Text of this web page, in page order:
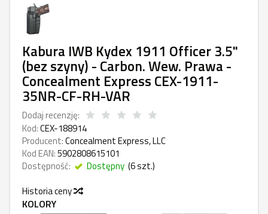
Kabura IWB Kydex 1911 Officer 3.5"
(bez szyny) - Carbon. Wew. Prawa -
Concealment Express CEX-1911-
35NR-CF-RH-VAR
Dodaj recenzję:
Kod:CEX-188914
Producent:Concealment Express, LLC
Kod EAN:5902808615101
Dostępność:
Dostępny (6szt.)
Historia ceny
KOLORY